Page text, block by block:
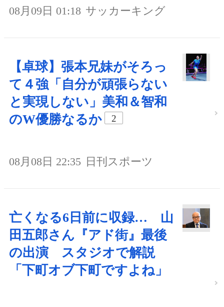
08月09日 01:18 サッカーキング
【卓球】張本兄妹がそろっ
て４強「自分が頑張らない
と実現しない」美和＆智和
のW優勝なるか
2
08月08日 22:35 日刊スポーツ
亡くなる6日前に収録… 山
田五郎さん『アド街』最後
の出演 スタジオで解説
「下町オブ下町ですよね」